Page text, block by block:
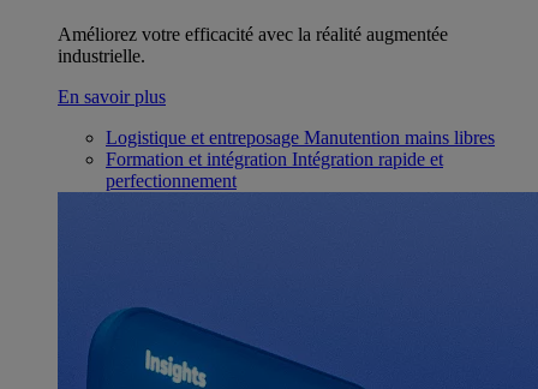
Améliorez votre efficacité avec la réalité augmentée
industrielle.
En savoir plus
Logistique et entreposage Manutention mains libres
Formation et intégration Intégration rapide et
perfectionnement